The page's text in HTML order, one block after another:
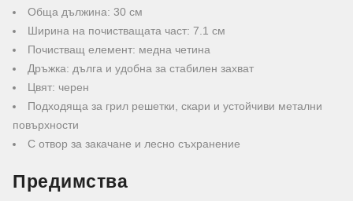
Обща дължина: 30 см
Ширина на почистващата част: 7.1 см
Почистващ елемент: медна четина
Дръжка: дълга и удобна за стабилен захват
Цвят: черен
Подходяща за грил решетки, скари и устойчиви метални
повърхности
С отвор за закачане и лесно съхранение
Предимства